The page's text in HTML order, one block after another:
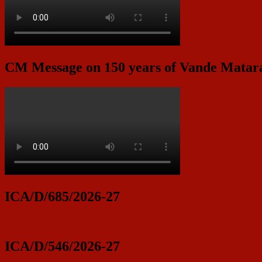
CM Message on 150 years of Vande
ICA/D/685/2026-27
ICA/D/546/2026-27